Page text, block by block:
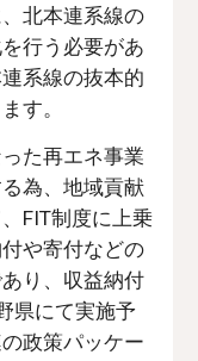
北本連系線の
行う必要があ
系線の抜本的
す。
た再エネ事業
為、地域貢献
FIT制度に上乗
や寄付などの
り、収益納付
県にて実施予
政策パッケー